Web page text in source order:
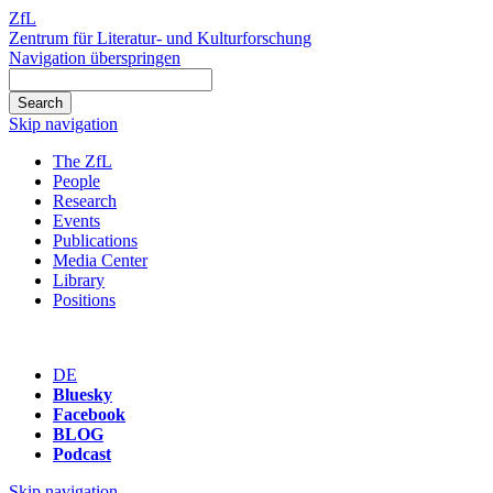
ZfL
Zentrum für Literatur- und Kulturforschung
Navigation überspringen
Skip navigation
The ZfL
People
Research
Events
Publications
Media Center
Library
Positions
DE
Bluesky
Facebook
BLOG
Podcast